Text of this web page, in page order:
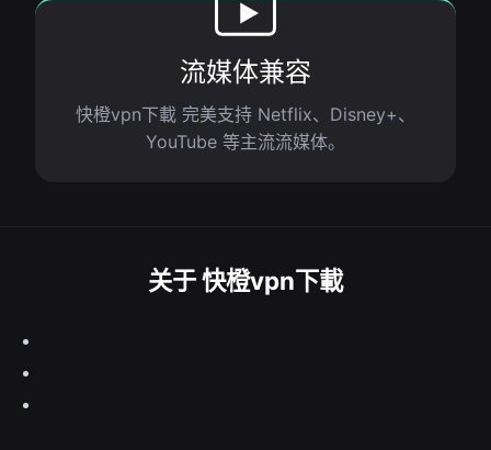
流媒体兼容
快橙vpn下載 完美支持 Netflix、Disney+、
YouTube 等主流流媒体。
关于 快橙vpn下載